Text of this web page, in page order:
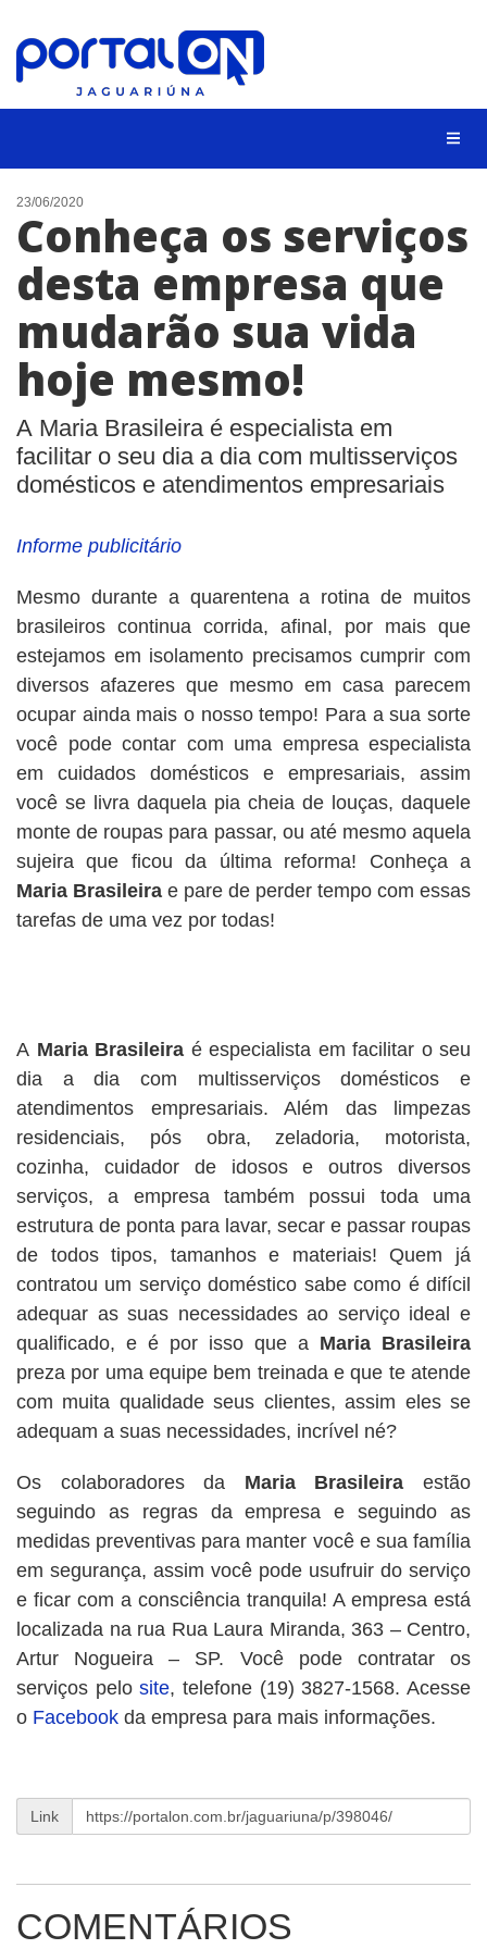
NOTÍCIAS
LISTA DIGITAL
CONTATO
23/06/2020
Conheça os serviços
desta empresa que
mudarão sua vida
hoje mesmo!
A Maria Brasileira é especialista em
facilitar o seu dia a dia com multisserviços
domésticos e atendimentos empresariais
Informe publicitário
Mesmo durante a quarentena a rotina de muitos
brasileiros continua corrida, afinal, por mais que
estejamos em isolamento precisamos cumprir com
diversos afazeres que mesmo em casa parecem
ocupar ainda mais o nosso tempo! Para a sua sorte
você pode contar com uma empresa especialista
em cuidados domésticos e empresariais, assim
você se livra daquela pia cheia de louças, daquele
monte de roupas para passar, ou até mesmo aquela
sujeira que ficou da última reforma! Conheça a
Maria Brasileira e pare de perder tempo com essas
tarefas de uma vez por todas!
A Maria Brasileira é especialista em facilitar o seu
dia a dia com multisserviços domésticos e
atendimentos empresariais. Além das limpezas
residenciais, pós obra, zeladoria, motorista,
cozinha, cuidador de idosos e outros diversos
serviços, a empresa também possui toda uma
estrutura de ponta para lavar, secar e passar roupas
de todos tipos, tamanhos e materiais! Quem já
contratou um serviço doméstico sabe como é difícil
adequar as suas necessidades ao serviço ideal e
qualificado, e é por isso que a Maria Brasileira
preza por uma equipe bem treinada e que te atende
com muita qualidade seus clientes, assim eles se
adequam a suas necessidades, incrível né?
Os colaboradores da Maria Brasileira estão
seguindo as regras da empresa e seguindo as
medidas preventivas para manter você e sua família
em segurança, assim você pode usufruir do serviço
e ficar com a consciência tranquila! A empresa está
localizada na rua Rua Laura Miranda, 363 – Centro,
Artur Nogueira – SP. Você pode contratar os
serviços pelosite, telefone (19) 3827-1568. Acesse
o Facebook da empresa para mais informações.
Link
COMENTÁRIOS